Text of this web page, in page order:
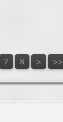
7 8 > >>